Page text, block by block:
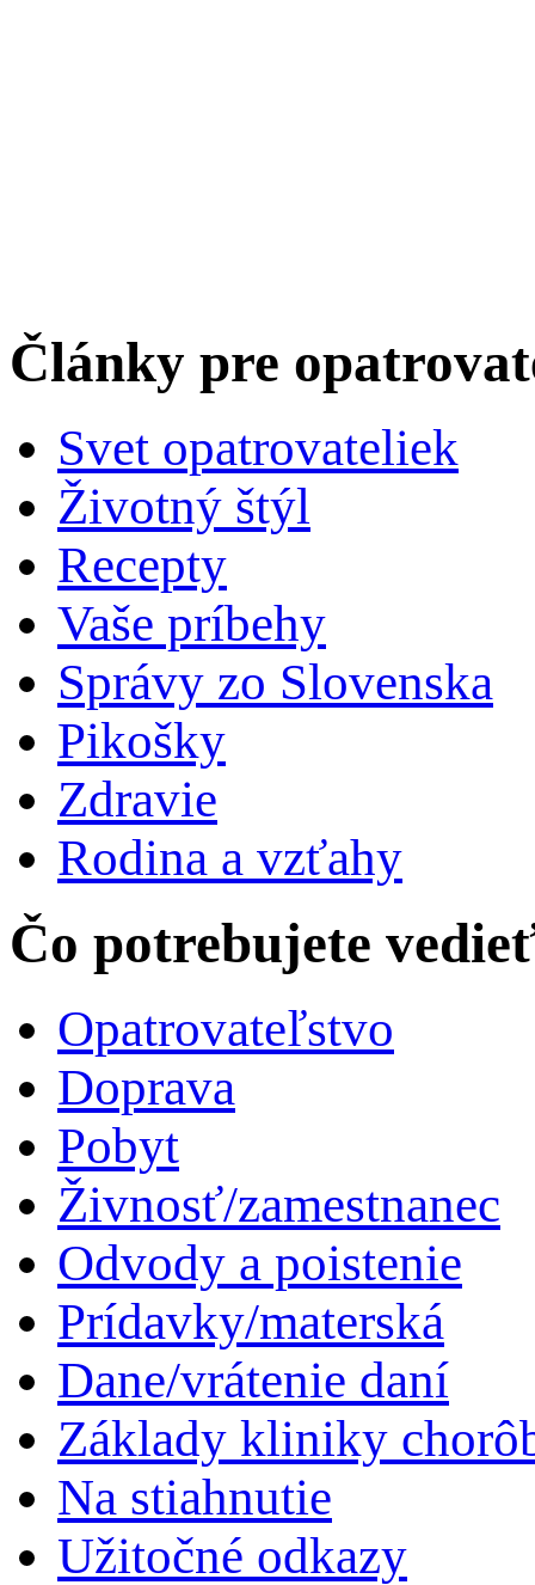
Články pre
Svet opatrovateliek
Životný štýl
Recepty
Vaše príbehy
Správy zo Slovenska
Pikošky
Zdravie
Rodina a vzťahy
Čo potrebujete
Opatrovateľstvo
Doprava
Pobyt
Živnosť/zamestnanec
Odvody a poistenie
Prídavky/materská
Dane/vrátenie daní
Základy kliniky
Na stiahnutie
Užitočné odkazy